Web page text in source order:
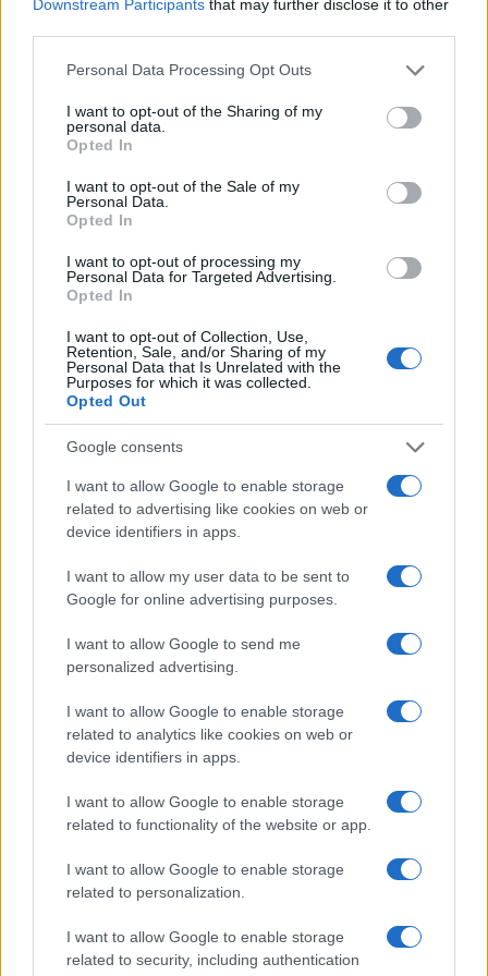
Downstream Participants that may further disclose it to other
Please note that this website/app uses one or more Google
not limited to your visit or usage behaviour. You may click to
grant or deny consent to Google and its third-party tags to
use your data for below specified purposes in below Google
consent section.
Personal Data Processing Opt Outs
I want to opt-out of the Sharing of my
personal data.
Opted In
I want to opt-out of the Sale of my
Personal Data.
Opted In
I want to opt-out of processing my
Personal Data for Targeted Advertising.
Opted In
I want to opt-out of Collection, Use,
Retention, Sale, and/or Sharing of my
Personal Data that Is Unrelated with the
Purposes for which it was collected.
Opted Out
Google consents
I want to allow Google to enable storage
related to advertising like cookies on web or
device identifiers in apps.
I want to allow my user data to be sent to
Google for online advertising purposes.
I want to allow Google to send me
personalized advertising.
I want to allow Google to enable storage
related to analytics like cookies on web or
device identifiers in apps.
I want to allow Google to enable storage
related to functionality of the website or app.
I want to allow Google to enable storage
related to personalization.
I want to allow Google to enable storage
related to security, including authentication
Kategorije: Šport
Ključne besede: evropsko prvenstvo
Več iz kategorije Šport
Zlata generacija za zlato
generacijo: Slovenska
mladinska košarka piše
zgodovino
Nogometni spektakel je pred
vrati, zagotovite si svojo
vstopnico pravočasno
3. krog Prve lige Telemach:
Nafta napolnila mrežo Mure,
Obvestila
Izklop elektrike: 424. Nadzorništvo Vuzenica - Območje Orlice
pred 8 urami
Izklop elektrike: 421. Nadzorništvo Ravne - Območje Podkraj
pred 8 urami
Izklop elektrike: 423. Nadzorništvo Vuzenica - Območje Mute
Izklop elektrike: 420. Nadzorništvo Vuzenica - Območje
Spodnja Vižinga, Vas, Št. Janž nad Radljami, Suhi Vrh, Dobrava
Izklop elektrike: 422. Nadzorništvo Vuzenica - Območje
pred 8 urami